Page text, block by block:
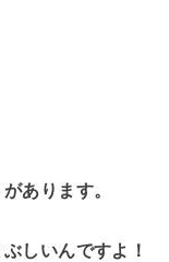
あります。
しいんですよ！